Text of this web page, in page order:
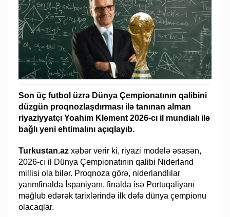
Son üç futbol üzrə Dünya Çempionatının qalibini
düzgün proqnozlaşdırması ilə tanınan alman
riyaziyyatçı Yoahim Klement 2026-cı il mundialı ilə
bağlı yeni ehtimalını açıqlayıb.
Turkustan.az xəbər verir ki, riyazi modelə əsasən,
2026-cı il Dünya Çempionatının qalibi Niderland
millisi ola bilər. Proqnoza görə, niderlandlılar
yarımfinalda İspaniyanı, finalda isə Portuqaliyanı
məğlub edərək tarixlərində ilk dəfə dünya çempionu
olacaqlar.